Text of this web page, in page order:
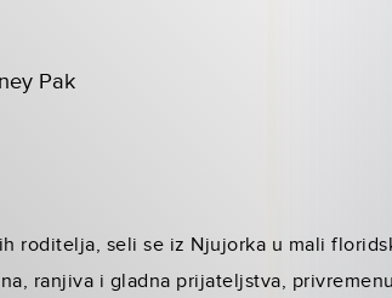
Pak
roditelja, seli se iz Njujorka u mali
ranjiva i gladna prijateljstva,